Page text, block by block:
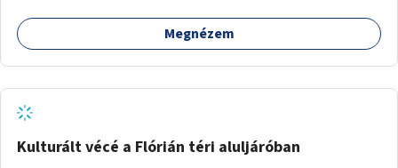
Megnézem
Kulturált vécé a Flórián téri aluljáróban